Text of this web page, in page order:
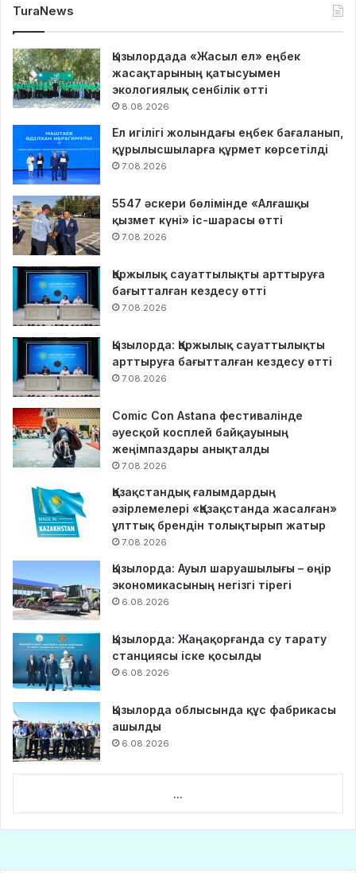
TuraNews
Қызылордада «Жасыл ел» еңбек
жасақтарының қатысуымен
экологиялық сенбілік өтті
8.08.2026
Ел игілігі жолындағы еңбек бағаланып,
құрылысшыларға құрмет көрсетілді
7.08.2026
5547 әскери бөлімінде «Алғашқы
қызмет күні» іс-шарасы өтті
7.08.2026
Қаржылық сауаттылықты арттыруға
бағытталған кездесу өтті
7.08.2026
Қызылорда: Қаржылық сауаттылықты
арттыруға бағытталған кездесу өтті
7.08.2026
Comic Con Astana фестивалінде
әуесқой косплей байқауының
жеңімпаздары анықталды
7.08.2026
Қазақстандық ғалымдардың
әзірлемелері «Қазақстанда жасалған»
ұлттық брендін толықтырып жатыр
7.08.2026
Қызылорда: Ауыл шаруашылығы – өңір
экономикасының негізгі тірегі
6.08.2026
Қызылорда: Жаңақорғанда су тарату
станциясы іске қосылды
6.08.2026
Қызылорда облысында құс фабрикасы
ашылды
6.08.2026
...